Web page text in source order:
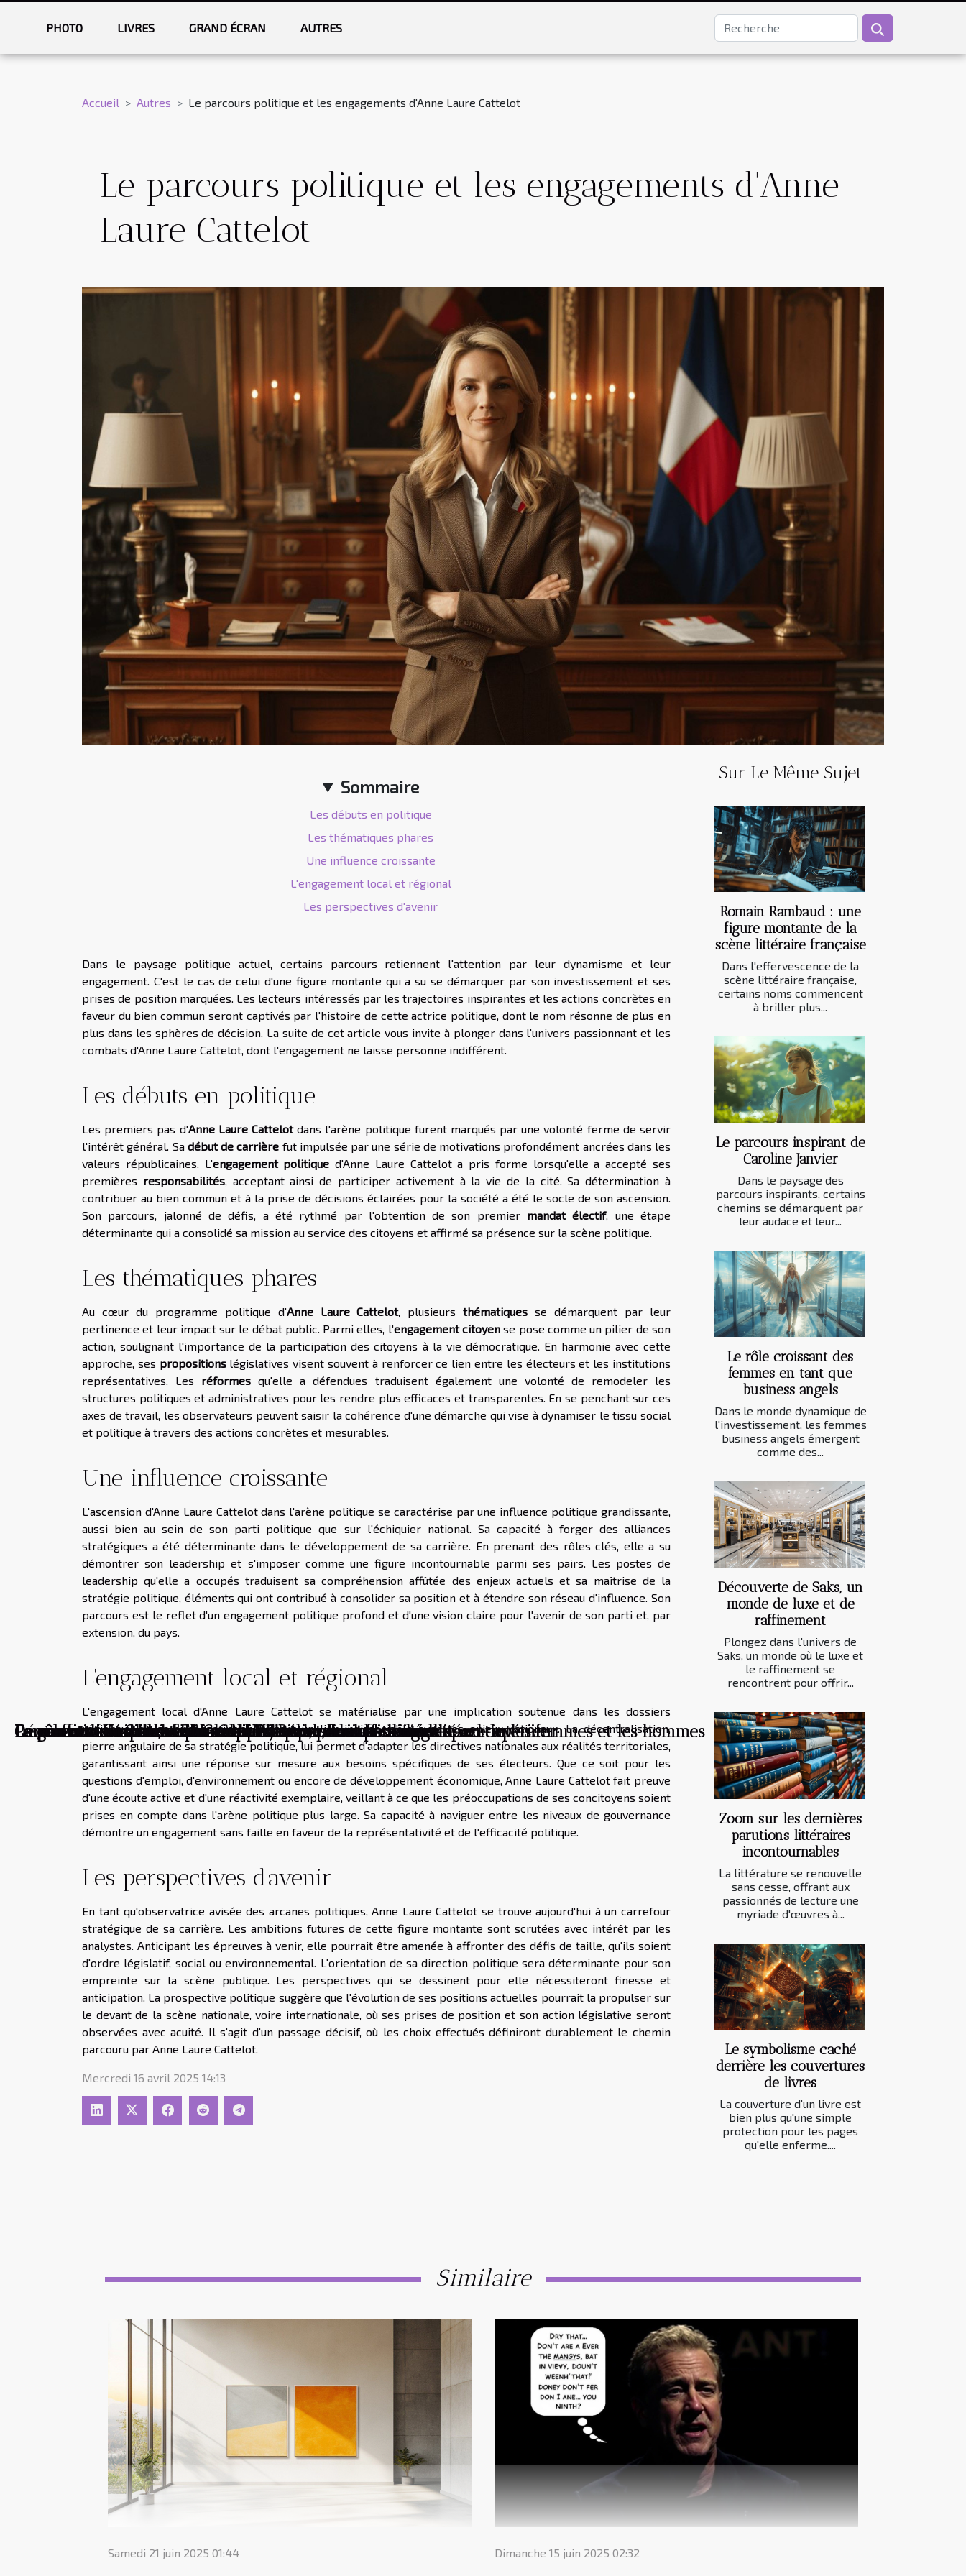
PHOTO LIVRES GRAND ÉCRAN AUTRES
Accueil Autres Le parcours politique et les engagements d'Anne Laure Cattelot
Le parcours politique et les engagements d'Anne
Laure Cattelot
Sommaire
Les débuts en politique
Les thématiques phares
Une influence croissante
L'engagement local et régional
Les perspectives d'avenir
Dans le paysage politique actuel, certains parcours retiennent l'attention par leur dynamisme et leur
engagement. C'est le cas de celui d'une figure montante qui a su se démarquer par son investissement et ses
prises de position marquées. Les lecteurs intéressés par les trajectoires inspirantes et les actions concrètes en
faveur du bien commun seront captivés par l'histoire de cette actrice politique, dont le nom résonne de plus en
plus dans les sphères de décision. La suite de cet article vous invite à plonger dans l'univers passionnant et les
combats d'Anne Laure Cattelot, dont l'engagement ne laisse personne indifférent.
Les débuts en politique
Les premiers pas d'Anne Laure Cattelotdans l'arène politique furent marqués par une volonté ferme de servir
l'intérêt général. Sa début de carrière fut impulsée par une série de motivations profondément ancrées dans les
valeurs républicaines. L'engagement politique d'Anne Laure Cattelot a pris forme lorsqu'elle a accepté ses
premières responsabilités, acceptant ainsi de participer activement à la vie de la cité. Sa détermination à
contribuer au bien commun et à la prise de décisions éclairées pour la société a été le socle de son ascension.
Son parcours, jalonné de défis, a été rythmé par l'obtention de son premier mandat électif, une étape
déterminante qui a consolidé sa mission au service des citoyens et affirmé sa présence sur la scène politique.
Les thématiques phares
Au cœur du programme politique d'Anne Laure Cattelot, plusieursthématiques se démarquent par leur
pertinence et leur impact sur le débat public. Parmi elles, l'engagement citoyen se pose comme un pilier de son
action, soulignant l'importance de la participation des citoyens à la vie démocratique. En harmonie avec cette
approche, ses propositionslégislatives visent souvent à renforcer ce lien entre les électeurs et les institutions
représentatives. Les réformes qu'elle a défendues traduisent également une volonté de remodeler les
structures politiques et administratives pour les rendre plus efficaces et transparentes. En se penchant sur ces
axes de travail, les observateurs peuvent saisir la cohérence d'une démarche qui vise à dynamiser le tissu social
et politique à travers des actions concrètes et mesurables.
Une influence croissante
L'ascension d'Anne Laure Cattelot dans l'arène politique se caractérise par une influence politique grandissante,
aussi bien au sein de son parti politique que sur l'échiquier national. Sa capacité à forger des alliances
stratégiques a été déterminante dans le développement de sa carrière. En prenant des rôles clés, elle a su
démontrer son leadership et s'imposer comme une figure incontournable parmi ses pairs. Les postes de
leadership qu'elle a occupés traduisent sa compréhension affûtée des enjeux actuels et sa maîtrise de la
stratégie politique, éléments qui ont contribué à consolider sa position et à étendre son réseau d'influence. Son
parcours est le reflet d'un engagement politique profond et d'une vision claire pour l'avenir de son parti et, par
extension, du pays.
L'engagement local et régional
L'engagement local d'Anne Laure Cattelot se matérialise par une implication soutenue dans les dossiers
régionaux de sa circonscription, tissant un lien indissociable avec les enjeux nationaux. La décentralisation,
pierre angulaire de sa stratégie politique, lui permet d'adapter les directives nationales aux réalités territoriales,
garantissant ainsi une réponse sur mesure aux besoins spécifiques de ses électeurs. Que ce soit pour les
questions d'emploi, d'environnement ou encore de développement économique, Anne Laure Cattelot fait preuve
d'une écoute active et d'une réactivité exemplaire, veillant à ce que les préoccupations de ses concitoyens soient
prises en compte dans l'arène politique plus large. Sa capacité à naviguer entre les niveaux de gouvernance
démontre un engagement sans faille en faveur de la représentativité et de l'efficacité politique.
Les perspectives d'avenir
En tant qu'observatrice avisée des arcanes politiques, Anne Laure Cattelot se trouve aujourd'hui à un carrefour
stratégique de sa carrière. Les ambitions futures de cette figure montante sont scrutées avec intérêt par les
analystes. Anticipant les épreuves à venir, elle pourrait être amenée à affronter des défis de taille, qu'ils soient
d'ordre législatif, social ou environnemental. L'orientation de sa direction politique sera déterminante pour son
empreinte sur la scène publique. Les perspectives qui se dessinent pour elle nécessiteront finesse et
anticipation. La prospective politique suggère que l'évolution de ses positions actuelles pourrait la propulser sur
le devant de la scène nationale, voire internationale, où ses prises de position et son action législative seront
observées avec acuité. Il s'agit d'un passage décisif, où les choix effectués définiront durablement le chemin
parcouru par Anne Laure Cattelot.
Mercredi 16 avril 2025 14:13
Sur Le Même Sujet
Romain Rambaud : une
figure montante de la
scène littéraire française
Dans l'effervescence de la
scène littéraire française,
certains noms commencent
à briller plus...
Le parcours inspirant de
Caroline Janvier
Dans le paysage des
parcours inspirants, certains
chemins se démarquent par
leur audace et leur...
Le rôle croissant des
femmes en tant que
business angels
Dans le monde dynamique de
l'investissement, les femmes
business angels émergent
comme des...
Découverte de Saks, un
monde de luxe et de
raffinement
Plongez dans l'univers de
Saks, un monde où le luxe et
le raffinement se
rencontrent pour offrir...
Zoom sur les dernières
parutions littéraires
incontournables
La littérature se renouvelle
sans cesse, offrant aux
passionnés de lecture une
myriade d'œuvres à...
Le symbolisme caché
derrière les couvertures
de livres
La couverture d'un livre est
bien plus qu'une simple
protection pour les pages
qu'elle enferme....
Similaire
Comment les tableaux personnalisés transforment votre espace intérieur
Samedi 21 juin 2025 01:44
Comment créer une ambiance intimiste pour vos soirées stand-up
Dimanche 15 juin 2025 02:32
Le rôle croissant des femmes en tant que business angels
Découverte de Saks, un monde de luxe et de raffinement
Le combat féministe d'Elisabeth Moreno, ministre de l'égalité entre les femmes et les hommes
Parcours et réalisations de Gael Le Bohec, une personnalité en devenir
Le rôle croissant des femmes dans le monde du business
Le parcours inspirant de Caroline Janvier
Le graffiti : Un art de rue en pleine évolution
La renaissance de la culture hip-hop dans les banlieues